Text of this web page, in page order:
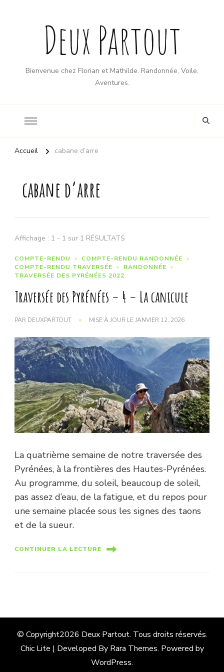
Deux Partout
Bienvenue chez Florian et Mathilde. Randonnée, Voile,
Aventures.
Accueil cabane d’arre
cabane d’arre
Affichage : 1 - 1 sur 1 RÉSULTATS
COMPTE-RENDU
COMPTE-RENDU RANDONNÉE
COMPTE-RENDU TRAVERSÉE
RANDONNÉE
TRAVERSÉE DES PYRÉNÉES 2022
Traversée des Pyrénées – 4 – La canicule
PAR DEUXPARTOUT MISE À JOUR LEJANVIER 12, 2026
La quatrième semaine de notre traversée des
Pyrénées, à la frontières des Hautes-Pyrénées.
Au programme, du soleil, beaucoup de soleil,
pas assez d’eau, de la fatigue, et du repos pour
une semaine placée sous les signes des taons
et de la sueur.
CONTINUER LA LECTURE
© Copyright2026 Deux Partout. Tous droits réservés.
Chic Lite | Developed By Rara Themes. Powered by
WordPress.